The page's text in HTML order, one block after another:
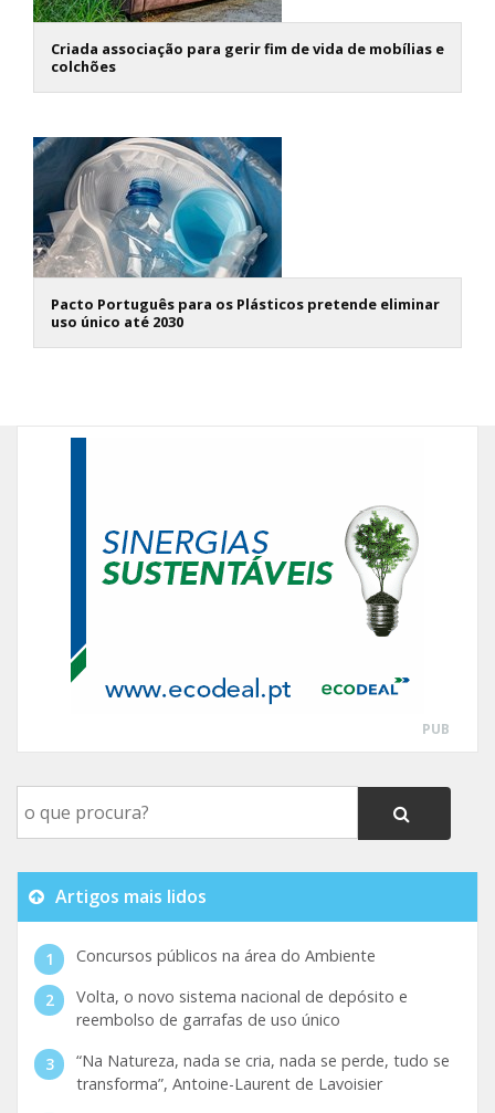
Criada associação para gerir fim de vida de mobílias e
colchões
Pacto Português para os Plásticos pretende eliminar
uso único até 2030
PUB
Artigos mais lidos
Concursos públicos na área do Ambiente
Volta, o novo sistema nacional de depósito e
reembolso de garrafas de uso único
“Na Natureza, nada se cria, nada se perde, tudo se
transforma”, Antoine-Laurent de Lavoisier